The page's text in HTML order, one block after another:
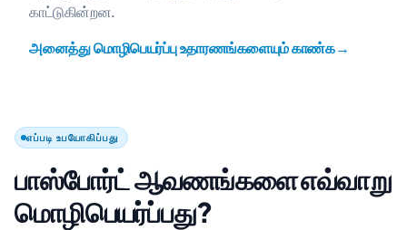
காட்டுகின்றன.
அனைத்து மொழிபெயர்ப்பு உதாரணங்களையும் காண்க→
எப்படி உபயோகிப்பது
பாஸ்போர்ட் ஆவணங்களை எவ்வாறு
மொழிபெயர்ப்பது?